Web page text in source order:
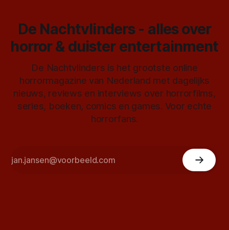
De Nachtvlinders - alles over
horror & duister entertainment
De Nachtvlinders is het grootste online
horrormagazine van Nederland met dagelijks
nieuws, reviews en interviews over horrorfilms,
series, boeken, comics en games. Voor echte
horrorfans.